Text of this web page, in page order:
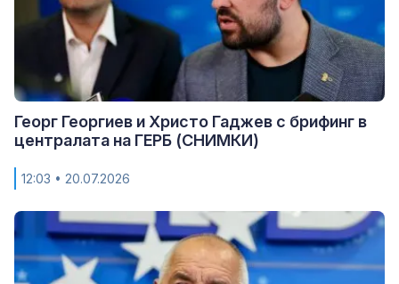
Георг Георгиев и Христо Гаджев с брифинг в
централата на ГЕРБ (СНИМКИ)
12:03 • 20.07.2026